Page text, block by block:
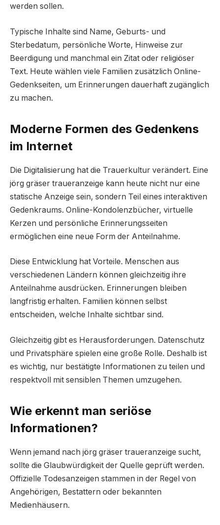
werden sollen.
Typische Inhalte sind Name, Geburts- und
Sterbedatum, persönliche Worte, Hinweise zur
Beerdigung und manchmal ein Zitat oder religiöser
Text. Heute wählen viele Familien zusätzlich Online-
Gedenkseiten, um Erinnerungen dauerhaft zugänglich
zu machen.
Moderne Formen des Gedenkens
im Internet
Die Digitalisierung hat die Trauerkultur verändert. Eine
jörg gräser traueranzeige kann heute nicht nur eine
statische Anzeige sein, sondern Teil eines interaktiven
Gedenkraums. Online-Kondolenzbücher, virtuelle
Kerzen und persönliche Erinnerungsseiten
ermöglichen eine neue Form der Anteilnahme.
Diese Entwicklung hat Vorteile. Menschen aus
verschiedenen Ländern können gleichzeitig ihre
Anteilnahme ausdrücken. Erinnerungen bleiben
langfristig erhalten. Familien können selbst
entscheiden, welche Inhalte sichtbar sind.
Gleichzeitig gibt es Herausforderungen. Datenschutz
und Privatsphäre spielen eine große Rolle. Deshalb ist
es wichtig, nur bestätigte Informationen zu teilen und
respektvoll mit sensiblen Themen umzugehen.
Wie erkennt man seriöse
Informationen?
Wenn jemand nach jörg gräser traueranzeige sucht,
sollte die Glaubwürdigkeit der Quelle geprüft werden.
Offizielle Todesanzeigen stammen in der Regel von
Angehörigen, Bestattern oder bekannten
Medienhäusern.